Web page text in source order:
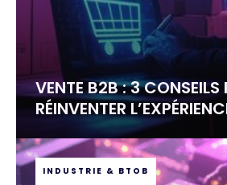
VENTE B2B : 3 CONSEILS
RÉINVENTER
INDUSTRIE & BTOB